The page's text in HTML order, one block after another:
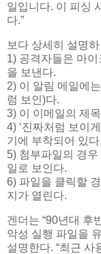
일입니다. 이 피싱
다.”
보다 상세히 설명
1) 공격자들은 마
을 보낸다.
2) 이 알림 메일에
럼 보인)다.
3) 이 이메일의 제
4) ‘진짜처럼 보이
기에 부착되어 있다.
5) 첨부파일의 경
일로 보인다.
6) 파일을 클릭할
지가 열린다.
겐더는 “90년대 후
악성 실행 파일을
설명한다. “최근 사